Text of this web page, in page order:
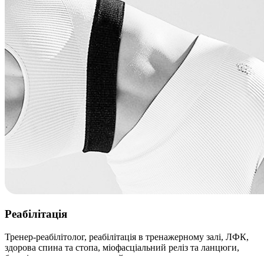
Реабілітація
Тренер-реабілітолог, реабілітація в тренажерному залі, ЛФК,
здорова спина та стопа, міофасціальний реліз та ланцюги,